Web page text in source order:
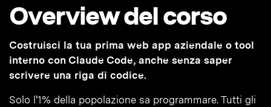
Overview del corso
Costruisci la tua prima web app aziendale o tool
interno con Claude Code, anche senza saper
scrivere una riga di codice.
Solo l'1% della popolazione sa programmare. Tutti gli